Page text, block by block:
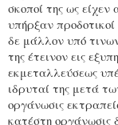
σκοποί της ως
υπήρξαν
δε μάλλον υπό
της έτεινον εις
εκμεταλλεύσεως
ιδρυταί της μετά
οργάνωσις
κατέστη οργάνωσις